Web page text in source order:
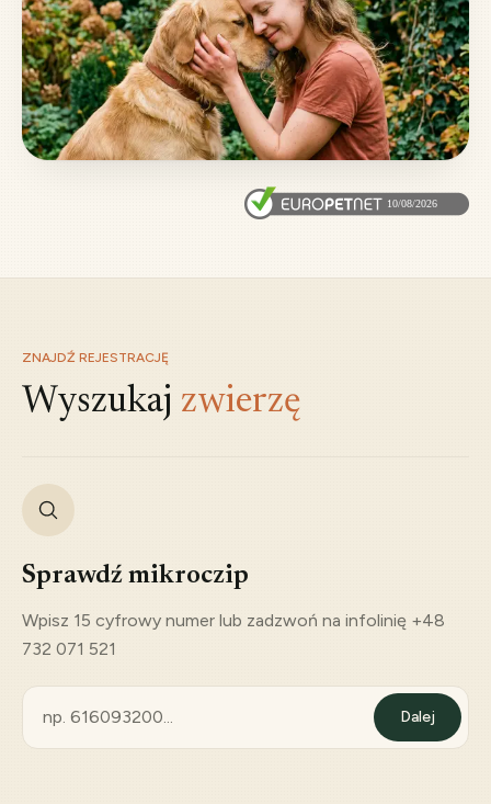
ZNAJDŹ REJESTRACJĘ
Wyszukaj zwierzę
Sprawdź mikroczip
Wpisz 15 cyfrowy numer lub zadzwoń na infolinię +48
732 071 521
Dalej